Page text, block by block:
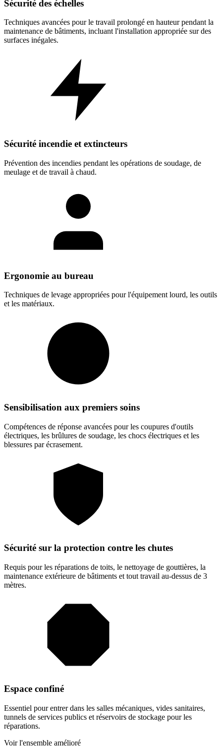
Sécurité des échelles
Techniques avancées pour le travail prolongé en hauteur pendant la
maintenance de bâtiments, incluant l'installation appropriée sur des
surfaces inégales.
Sécurité incendie et extincteurs
Prévention des incendies pendant les opérations de soudage, de
meulage et de travail à chaud.
Ergonomie au bureau
Techniques de levage appropriées pour l'équipement lourd, les outils
et les matériaux.
Sensibilisation aux premiers soins
Compétences de réponse avancées pour les coupures d'outils
électriques, les brûlures de soudage, les chocs électriques et les
blessures par écrasement.
Sécurité sur la protection contre les chutes
Requis pour les réparations de toits, le nettoyage de gouttières, la
maintenance extérieure de bâtiments et tout travail au-dessus de 3
mètres.
Espace confiné
Essentiel pour entrer dans les salles mécaniques, vides sanitaires,
tunnels de services publics et réservoirs de stockage pour les
réparations.
Voir l'ensemble amélioré